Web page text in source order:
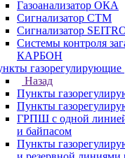
Газоанализатор ОКА
Сигнализатор СТМ
Сигнализатор
Системы контроля
КАРБОН
газорегулирующие
Назад
Пункты
Пункты
ГРПШ с одной
и байпасом
Пункты